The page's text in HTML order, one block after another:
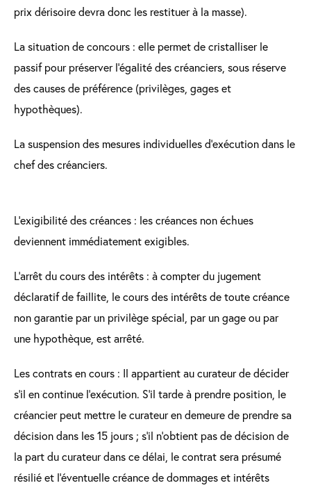
prix dérisoire devra donc les restituer à la masse).
La situation de concours : elle permet de cristalliser le
passif pour préserver l’égalité des créanciers, sous réserve
des causes de préférence (privilèges, gages et
hypothèques).
La suspension des mesures individuelles d’exécution dans le
chef des créanciers.
L’exigibilité des créances : les créances non échues
deviennent immédiatement exigibles.
L’arrêt du cours des intérêts : à compter du jugement
déclaratif de faillite, le cours des intérêts de toute créance
non garantie par un privilège spécial, par un gage ou par
une hypothèque, est arrêté.
Les contrats en cours : Il appartient au curateur de décider
s’il en continue l’exécution. S’il tarde à prendre position, le
créancier peut mettre le curateur en demeure de prendre sa
décision dans les 15 jours ; s’il n’obtient pas de décision de
la part du curateur dans ce délai, le contrat sera présumé
résilié et l’éventuelle créance de dommages et intérêts